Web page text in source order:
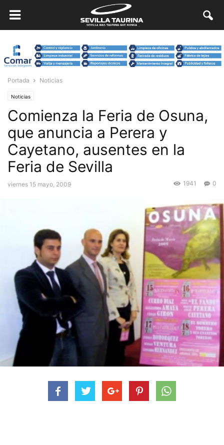
Portada Noticias
Noticias
Comienza la Feria de Osuna,
que anuncia a Perera y
Cayetano, ausentes en la
Feria de Sevilla
viernes 15 mayo, 2009 0
1941